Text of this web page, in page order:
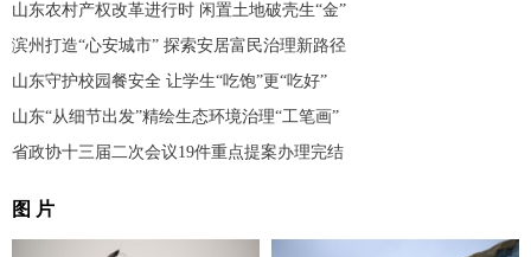
山东农村产权改革进行时 闲置土地破壳生“金”
滨州打造“心安城市” 探索安居富民治理新路径
山东守护校园餐安全 让学生“吃饱”更“吃好”
山东“从细节出发”精绘生态环境治理“工笔画”
省政协十三届二次会议19件重点提案办理完结
图 片